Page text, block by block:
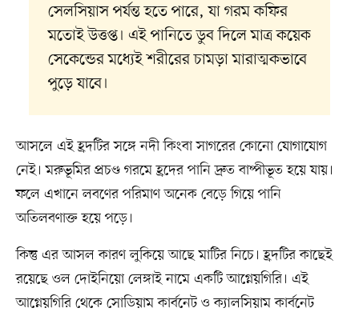
সেলসিয়াস পর্যন্ত হতে পারে, যা গরম কফির
মতোই উত্তপ্ত। এই পানিতে ডুব দিলে মাত্র কয়েক
সেকেন্ডের মধ্যেই শরীরের চামড়া মারাত্মকভাবে
পুড়ে যাবে।
আসলে এই হ্রদটির সঙ্গে নদী কিংবা সাগরের কোনো যোগাযোগ
নেই। মরুভূমির প্রচণ্ড গরমে হ্রদের পানি দ্রুত বাষ্পীভূত হয়ে যায়।
ফলে এখানে লবণের পরিমাণ অনেক বেড়ে গিয়ে পানি
অতিলবণাক্ত হয়ে পড়ে।
কিন্তু এর আসল কারণ লুকিয়ে আছে মাটির নিচে। হ্রদটির কাছেই
রয়েছে ওল দোইনিয়ো লেঙ্গাই নামে একটি আগ্নেয়গিরি। এই
আগ্নেয়গিরি থেকে সোডিয়াম কার্বনেট ও ক্যালসিয়াম কার্বনেট